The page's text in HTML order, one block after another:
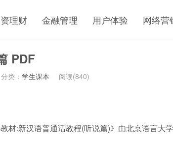
理财 金融管理 用户体验 网络营
PDF
分类： 学生课本 阅读(840)
材:新汉语普通话教程(听说篇)》由北京语言大学